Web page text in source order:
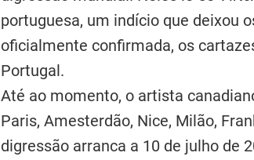
portuguesa, um indício que deixou
oficialmente confirmada, os
Portugal.
Até ao momento, o artista
Paris, Amesterdão, Nice, Milão,
digressão arranca a 10 de julho de